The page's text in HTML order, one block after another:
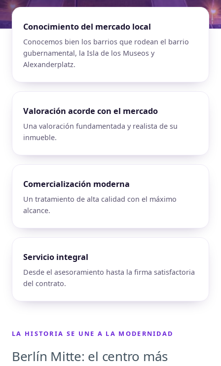
Conocimiento del mercado local
Conocemos bien los barrios que rodean el barrio
gubernamental, la Isla de los Museos y
Alexanderplatz.
Valoración acorde con el mercado
Una valoración fundamentada y realista de su
inmueble.
Comercialización moderna
Un tratamiento de alta calidad con el máximo
alcance.
Servicio integral
Desde el asesoramiento hasta la firma satisfactoria
del contrato.
LA HISTORIA SE UNE A LA MODERNIDAD
Berlín Mitte: el centro más